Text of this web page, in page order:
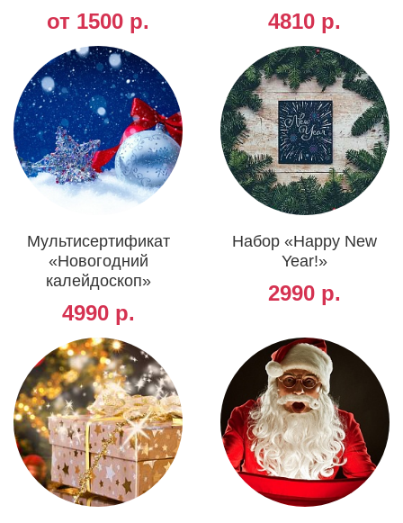
от 1500 р. 4810 р.
Мультисертификат
«Новогодний
калейдоскоп»
4990 р.
Набор «Happy New
Year!»
2990 р.